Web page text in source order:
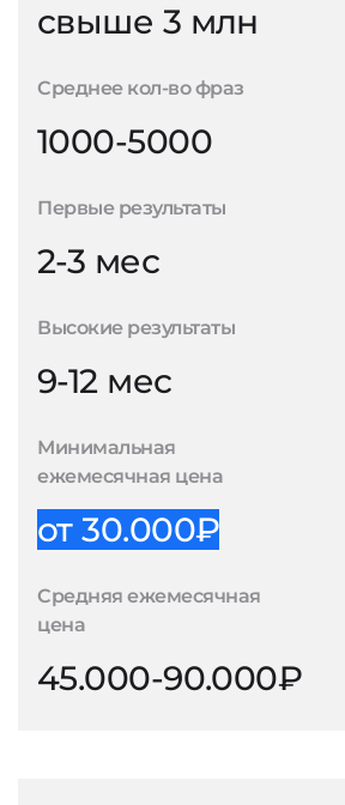
свыше 3 млн
Среднее кол-во фраз
1000-5000
Первые результаты
2-3 мес
Высокие результаты
9-12 мес
Минимальная
ежемесячная цена
от 30.000₽
Средняя ежемесячная
цена
45.000-90.000₽